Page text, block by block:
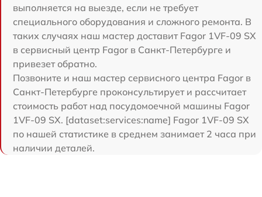
выполняется на выезде, если не требует
специального оборудования и сложного ремонта. В
таких случаях наш мастер доставит Fagor 1VF-09 SX
в сервисный центр Fagor в Санкт-Петербурге и
привезет обратно.
Позвоните и наш мастер сервисного центра Fagor в
Санкт-Петербурге проконсультирует и рассчитает
стоимость работ над посудомоечной машины Fagor
1VF-09 SX. [dataset:services:name] Fagor 1VF-09 SX
по нашей статистике в среднем занимает 2 часа при
наличии деталей.